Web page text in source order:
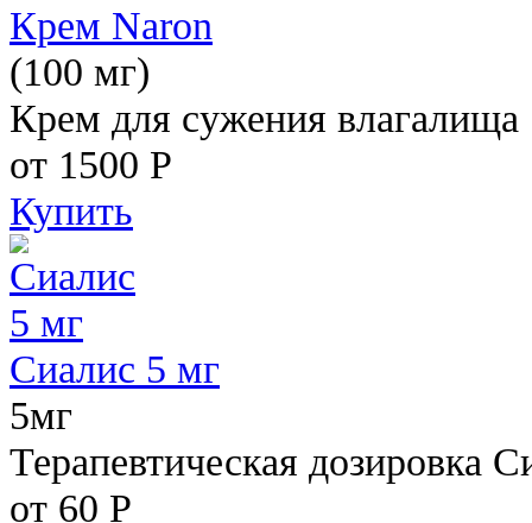
Крем Naron
(100 мг)
Крем для сужения влагалища
от 1500 Р
Купить
Сиалис 5 мг
5мг
Терапевтическая дозировка
от 60 Р